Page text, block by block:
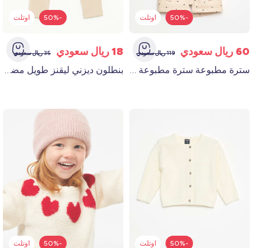
-50% اوتلت
60 ريال سعودي 119 ريال سعودي
سترة مطبوعة سترة مطبوعة باللون الوردي
-50% اوتلت
18 ريال سعودي 35 ريال سعودي
بنطلون ديزني ليقنز طويل مضلع مضلع بلون بني فاتح
-50% اوتلت -50% اوتلت